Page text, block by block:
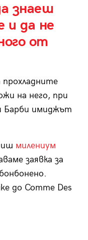
знаеш
и да не
от
на него, при
Барби имиджът
милениум
заявка за
до Comme Des